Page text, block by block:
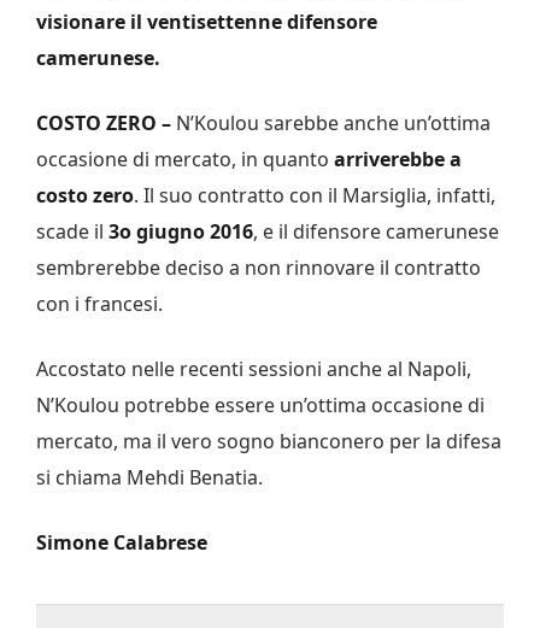
visionare il ventisettenne difensore
camerunese.
COSTO ZERO – N’Koulou sarebbe anche un’ottima
occasione di mercato, in quanto arriverebbe a
costo zero. Il suo contratto con il Marsiglia, infatti,
scade il 3o giugno 2016, e il difensore camerunese
sembrerebbe deciso a non rinnovare il contratto
con i francesi.
Accostato nelle recenti sessioni anche al Napoli,
N’Koulou potrebbe essere un’ottima occasione di
mercato, ma il vero sogno bianconero per la difesa
si chiama Mehdi Benatia.
Simone Calabrese